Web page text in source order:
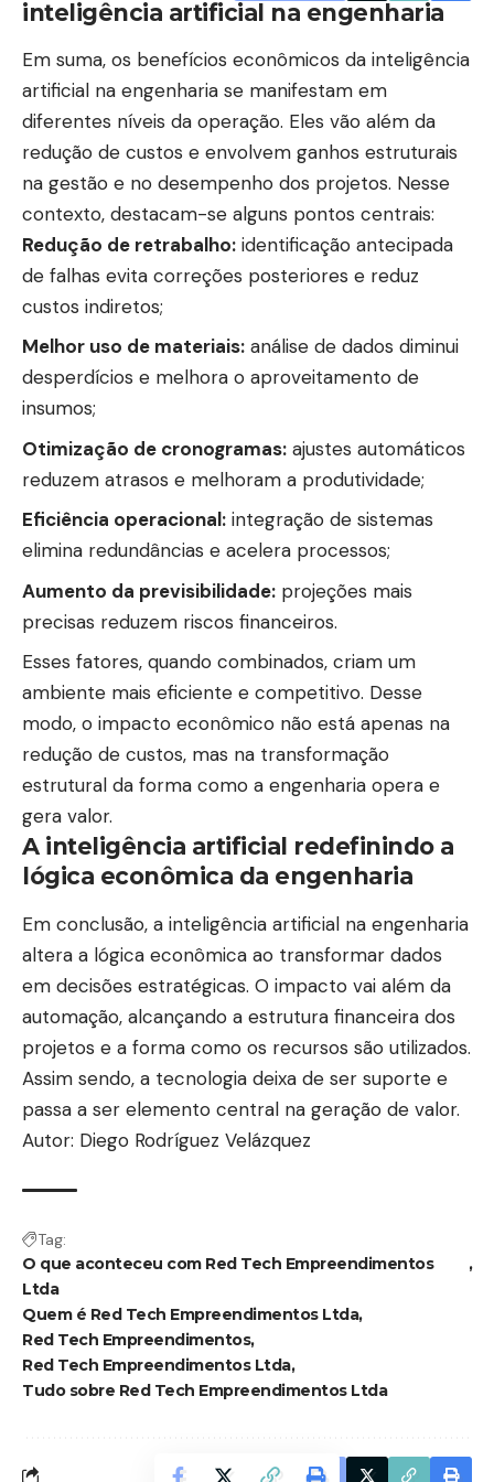
inteligência artificial na engenharia
Em suma, os benefícios econômicos da inteligência
artificial na engenharia se manifestam em
diferentes níveis da operação. Eles vão além da
redução de custos e envolvem ganhos estruturais
na gestão e no desempenho dos projetos. Nesse
contexto, destacam-se alguns pontos centrais:
Redução de retrabalho: identificação antecipada
de falhas evita correções posteriores e reduz
custos indiretos;
Melhor uso de materiais: análise de dados diminui
desperdícios e melhora o aproveitamento de
insumos;
Otimização de cronogramas: ajustes automáticos
reduzem atrasos e melhoram a produtividade;
Eficiência operacional: integração de sistemas
elimina redundâncias e acelera processos;
Aumento da previsibilidade: projeções mais
precisas reduzem riscos financeiros.
Esses fatores, quando combinados, criam um
ambiente mais eficiente e competitivo. Desse
modo, o impacto econômico não está apenas na
redução de custos, mas na transformação
estrutural da forma como a engenharia opera e
gera valor.
A inteligência artificial redefinindo a
lógica econômica da engenharia
Em conclusão, a inteligência artificial na engenharia
altera a lógica econômica ao transformar dados
em decisões estratégicas. O impacto vai além da
automação, alcançando a estrutura financeira dos
projetos e a forma como os recursos são utilizados.
Assim sendo, a tecnologia deixa de ser suporte e
passa a ser elemento central na geração de valor.
Autor: Diego Rodríguez Velázquez
Tag:
O que aconteceu com Red Tech Empreendimentos
Ltda
Quem é Red Tech Empreendimentos Ltda
Red Tech Empreendimentos
Red Tech Empreendimentos Ltda
Tudo sobre Red Tech Empreendimentos Ltda
Facebook